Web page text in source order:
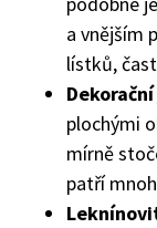
a vnějším
lístků,
plochými
mírně
patří